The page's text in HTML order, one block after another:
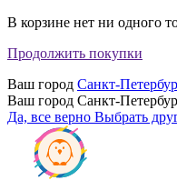
В корзине нет ни одного
Продолжить покупки
Ваш город Санкт-
Ваш город Санкт-
Да, все верно Выбрать